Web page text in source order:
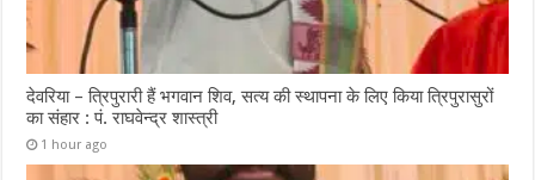
देवरिया – त्रिपुरारी हैं भगवान शिव, सत्य की स्थापना के लिए किया त्रिपुरासुरों
का संहार : पं. राघवेन्द्र शास्त्री
1 hour ago